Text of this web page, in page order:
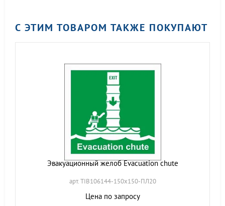
С ЭТИМ ТОВАРОМ ТАКЖЕ ПОКУПАЮТ
Эвакуационный желоб Evacuation chute
арт. TIB106144-150х150-ПЛ20
Цена по запросу